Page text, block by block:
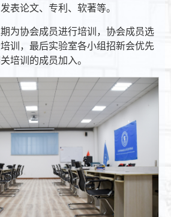
表论文、专利、软著等。
为协会成员进行培训，协会成员选
训，最后实验室各小组招新会优先
培训的成员加入。